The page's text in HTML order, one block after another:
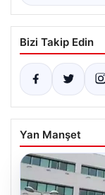
Bizi Takip Edin
Yan Manşet